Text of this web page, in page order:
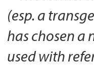
(esp. a
has chosen a
used with